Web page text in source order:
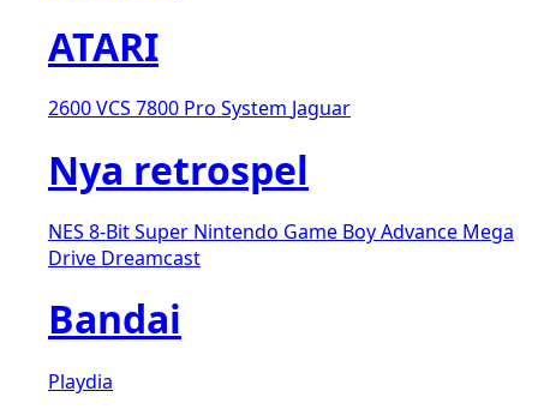
ATARI
2600 VCS 7800 Pro System Jaguar
Nya retrospel
NES 8-BitSuper Nintendo Game Boy Advance Mega
Drive Dreamcast
Bandai
Playdia